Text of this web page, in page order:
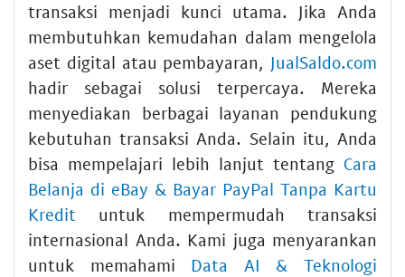
transaksi menjadi kunci utama. Jika Anda
membutuhkan kemudahan dalam mengelola
aset digital atau pembayaran, JualSaldo.com
hadir sebagai solusi terpercaya. Mereka
menyediakan berbagai layanan pendukung
kebutuhan transaksi Anda. Selain itu, Anda
bisa mempelajari lebih lanjut tentang Cara
Belanja di eBay & Bayar PayPal Tanpa Kartu
Kredit untuk mempermudah transaksi
internasional Anda. Kami juga menyarankan
untuk memahami Data AI & Teknologi